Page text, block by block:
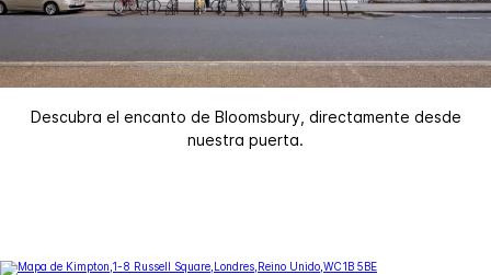
Descubra el encanto de Bloomsbury, directamente desde
nuestra puerta.